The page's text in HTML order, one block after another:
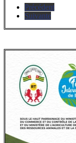
Précédent
Suivante